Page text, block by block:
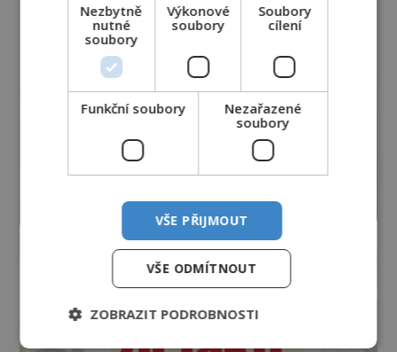
Nezbytně
nutné
soubory
Výkonové
soubory
Soubory
cílení
Funkční soubory
Nezařazené
soubory
VŠE PŘIJMOUT
VŠE ODMÍTNOUT
ZOBRAZIT PODROBNOSTI